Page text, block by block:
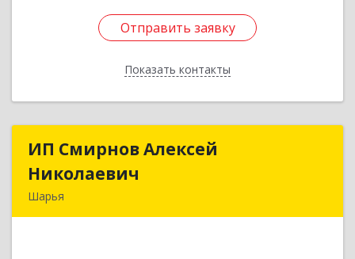
Отправить заявку
Показать контакты
Отправить заявку
Назад
ИП Смирнов Алексей
Николаевич
Шарья
ИП Смирнов Алексей